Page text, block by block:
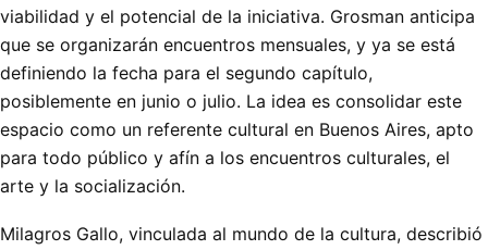
viabilidad y el potencial de la iniciativa. Grosman anticipa
que se organizarán encuentros mensuales, y ya se está
definiendo la fecha para el segundo capítulo,
posiblemente en junio o julio. La idea es consolidar este
espacio como un referente cultural en Buenos Aires, apto
para todo público y afín a los encuentros culturales, el
arte y la socialización.
Milagros Gallo, vinculada al mundo de la cultura, describió